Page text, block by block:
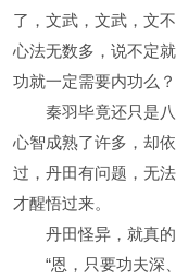
了，文武，文武，文
心法无数多，说不定
功就一定需要内功么？
秦羽毕竟还只是八
心智成熟了许多，却
过，丹田有问题，无
才醒悟过来。
丹田怪异，就真的
“恩，只要功夫深、